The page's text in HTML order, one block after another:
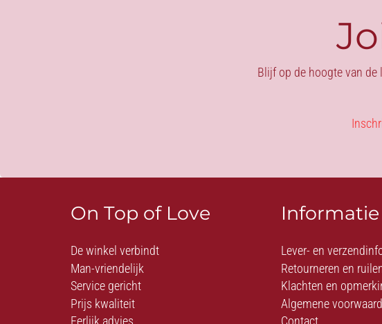
Blijf op de hoogte van
On Top of Love
De winkel verbindt
Man-vriendelijk
Service gericht
Prijs kwaliteit
Informatie
Lever- en
Retourneren en
Klachten en
Algemene